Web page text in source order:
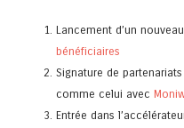
Lancement d’un
bénéficiaires
Signature de
comme celui avec
Entrée dans